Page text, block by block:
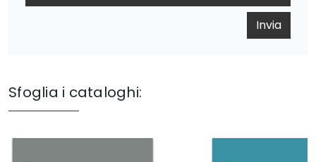
Invia
Sfoglia i cataloghi: